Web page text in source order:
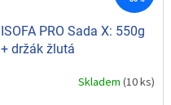
ISOFA PRO Sada X: 550g
+ držák žlutá
Skladem(10 ks)